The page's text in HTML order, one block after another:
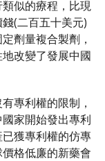
似的療程，比現
(二百五十美元)
劑量複合製劑，
改變了發展中國
專利權的限制，
家開始發出專利
獲專利權的仿專
格低廉的新藥會